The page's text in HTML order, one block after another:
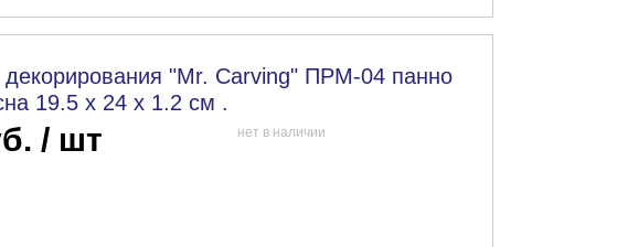
декорирования "Mr. Carving" ПРМ-04 панно
19.5 х 24 х 1.2 см .
/ шт нет в наличии